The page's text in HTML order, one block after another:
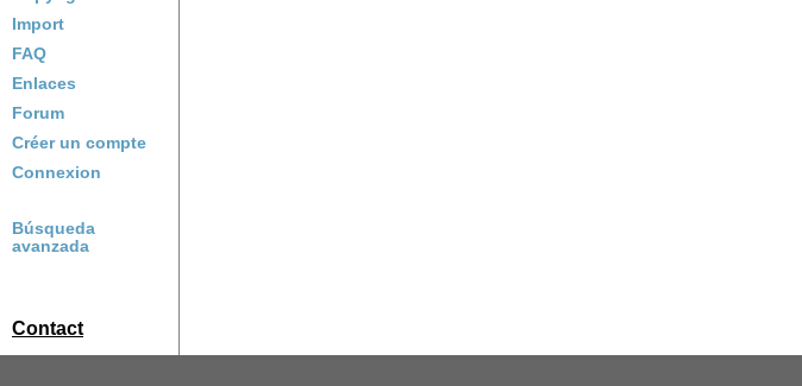
Import
FAQ
Enlaces
Forum
Créer un compte
Connexion
Búsqueda
avanzada
Contact